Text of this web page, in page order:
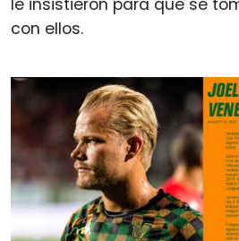
con ellos.